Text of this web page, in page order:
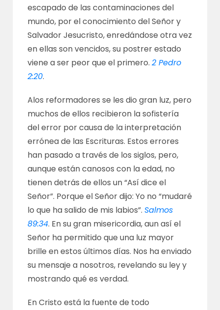
escapado de las contaminaciones del
mundo, por el conocimiento del Señor y
Salvador Jesucristo, enredándose otra vez
en ellas son vencidos, su postrer estado
viene a ser peor que el primero.2 Pedro
2:20.
Alos reformadores se les dio gran luz, pero
muchos de ellos recibieron la sofistería
del error por causa de la interpretación
errónea de las Escrituras. Estos errores
han pasado a través de los siglos, pero,
aunque están canosos con la edad, no
tienen detrás de ellos un “Así dice el
Señor”. Porque el Señor dijo: Yo no “mudaré
lo que ha salido de mis labios”.Salmos
89:34. En su gran misericordia, aun así el
Señor ha permitido que una luz mayor
brille en estos últimos días. Nos ha enviado
su mensaje a nosotros, revelando su ley y
mostrando qué es verdad.
En Cristo está la fuente de todo